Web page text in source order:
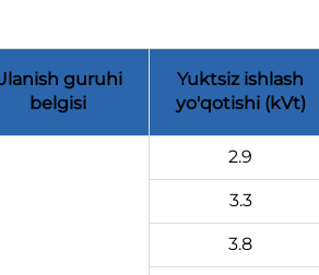
guruhi
belgisi
Yuktsiz ishlash
yo'qotishi (kVt)
2.9
3.3
3.8